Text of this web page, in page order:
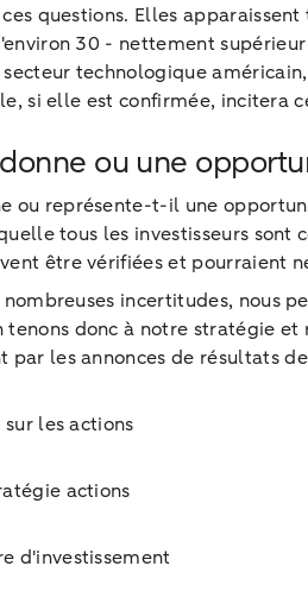
questions. Elles
30 - nettement
technologique
si elle est confirmée, incitera
ou une
ou représente-t-il une
tous les investisseurs
être vérifiées et pourraient
incertitudes, nous
donc à notre stratégie
les annonces de résultats
les actions
actions
d'investissement